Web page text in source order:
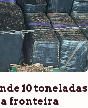
10 toneladas
fronteira